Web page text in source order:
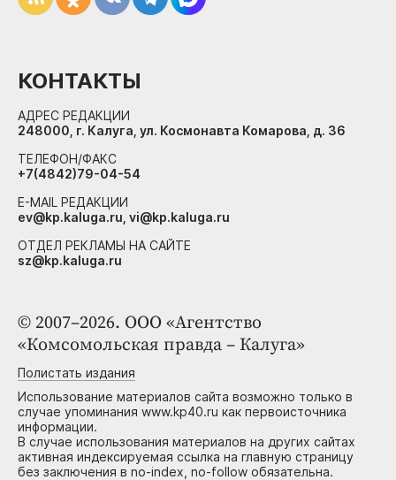
© 2007–2026. ООО «Агентство
«Комсомольская правда – Калуга»
Полистать издания
Использование материалов сайта возможно только в
случае упоминания www.kp40.ru как первоисточника
информации.
В случае использования материалов на других сайтах
активная индексируемая ссылка на главную страницу
без заключения в no-index, no-follow обязательна.
КОНТАКТЫ
АДРЕС РЕДАКЦИИ
248000, г. Калуга, ул. Космонавта Комарова, д. 36
ТЕЛЕФОН/ФАКС
+7(4842)79-04-54
E-MAIL РЕДАКЦИИ
ev@kp.kaluga.ru, vi@kp.kaluga.ru
ОТДЕЛ РЕКЛАМЫ НА САЙТЕ
sz@kp.kaluga.ru